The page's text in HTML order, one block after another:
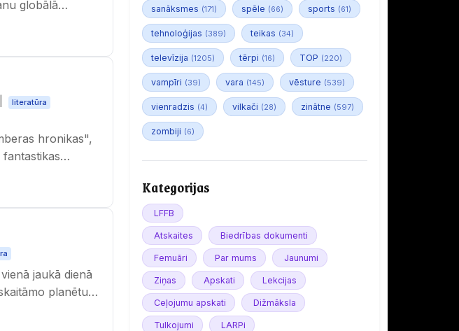
globālā
literatūra
hronikas",
jaukā dienā
planētu
sanāksmes (171) spēle (66) sports (61)
tehnoloģijas (389) teikas (34)
televīzija (1205) tērpi (16) TOP (220)
vampīri (39) vara (145) vēsture (539)
vienradzis (4) vilkači (28) zinātne (597)
zombiji (6)
Kategorijas
LFFB
Atskaites Biedrības dokumenti
Femuāri Par mums Jaunumi
Ziņas Apskati Lekcijas
Ceļojumu apskati Dižmāksla
Tulkojumi LARPi